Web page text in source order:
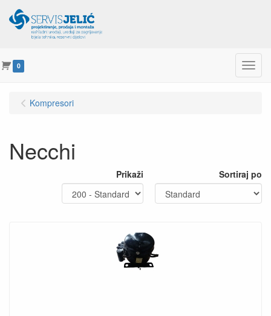
0 Menu
Kompresori
Necchi
Prikaži Sortiraj po